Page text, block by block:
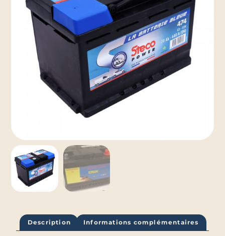
Description Informations complémentaires